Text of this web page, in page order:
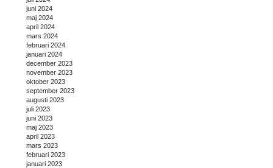
juni 2024
maj 2024
april 2024
mars 2024
februari 2024
januari 2024
december 2023
november 2023
oktober 2023
september 2023
augusti 2023
juli 2023
juni 2023
maj 2023
april 2023
mars 2023
februari 2023
januari 2023